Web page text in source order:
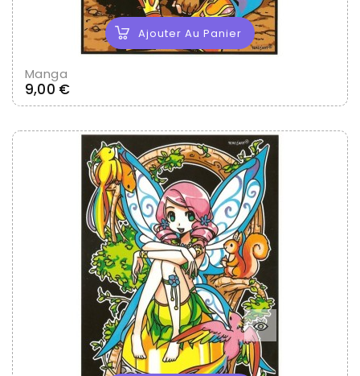
Ajouter Au Panier
Manga
9,00 €Prix